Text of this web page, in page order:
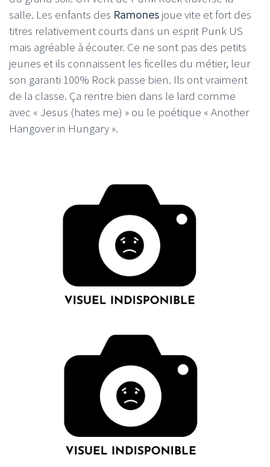
salle. Les enfants des Ramones joue vite et fort des
titres relativement courts dans un esprit Punk US
mais agréable à écouter. Ce ne sont pas des petits
jeunes et ils connaissent les ficelles du métier, leur
son garanti 100% Rock passe bien. Ils ont vraiment
de la classe. Ça rentre bien dans le lard comme
avec « Jesus (hates me) » ou le poétique « Another
Hangover in Hungary ».